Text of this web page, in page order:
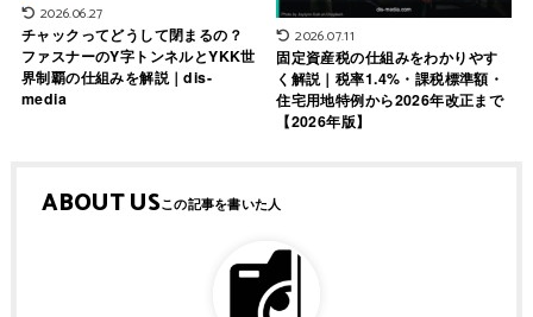
2026.06.27
チャックってどうして閉まるの？
ファスナーのY字トンネルとYKK世
界制覇の仕組みを解説｜dis-
media
2026.07.11
固定資産税の仕組みをわかりやす
く解説｜税率1.4%・課税標準額・
住宅用地特例から2026年改正まで
【2026年版】
ABOUT US